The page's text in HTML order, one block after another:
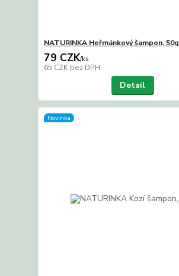
NATURINKA Heřmánkový šampon, 50g
79 CZK/ks
65 CZK bez DPH
Detail
Novinka